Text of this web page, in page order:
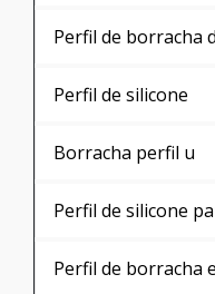
indústria.Dotado
exemplo, ácidos,
Cotar agora